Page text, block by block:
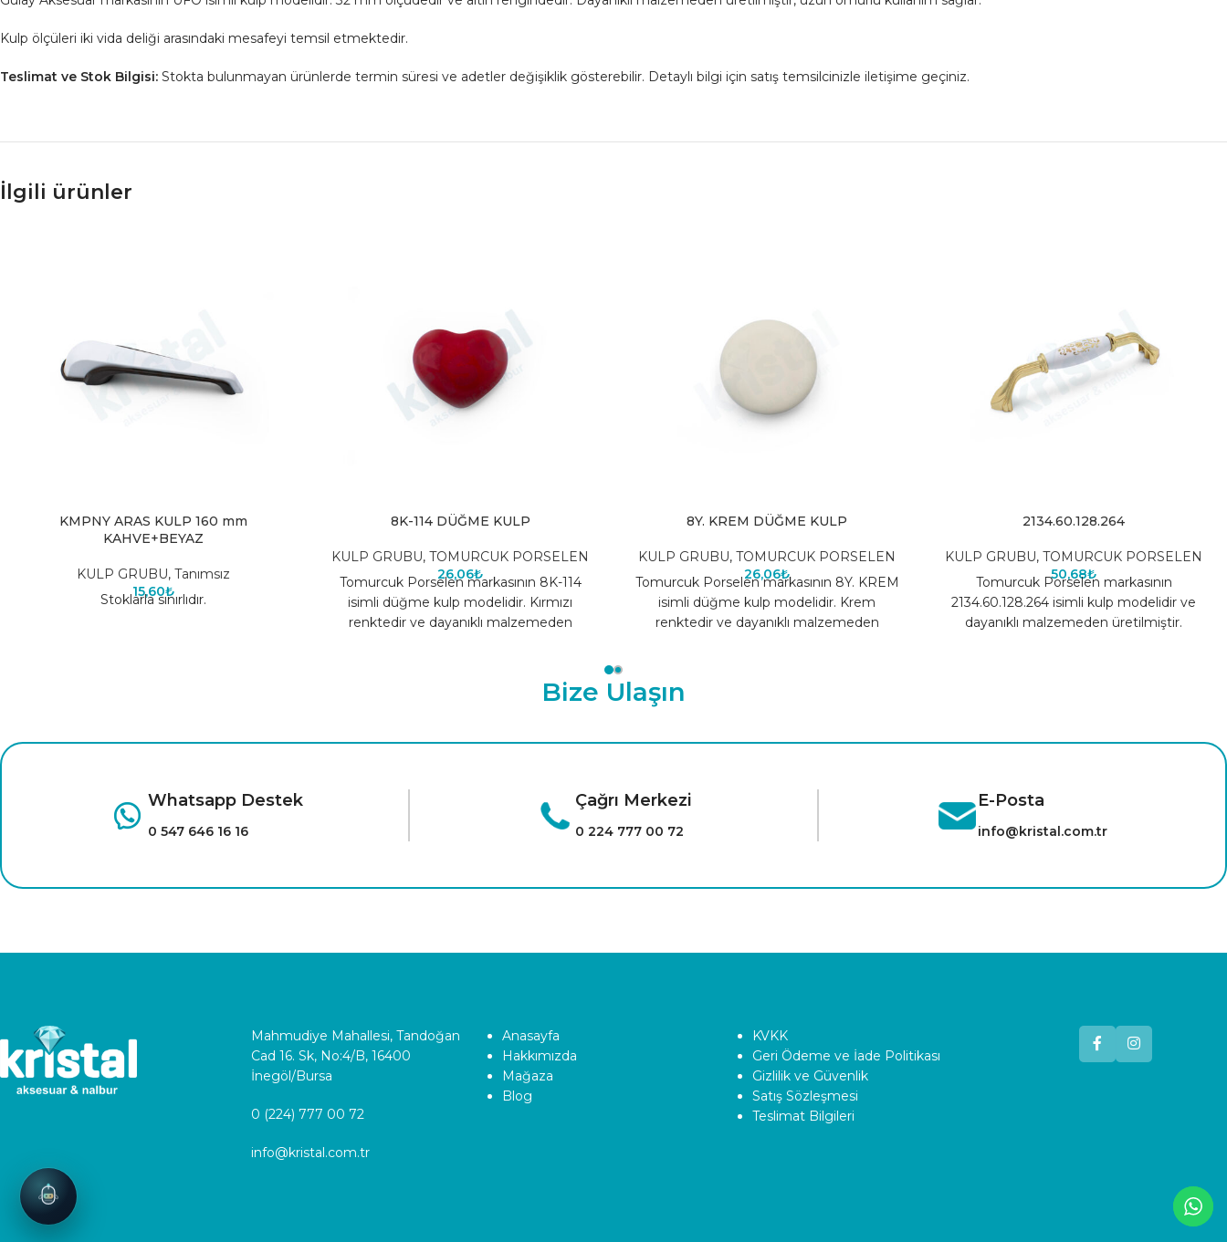
Kulp ölçüleri iki vida deliği arasındaki mesafeyi temsil etmektedir.
Teslimat ve Stok Bilgisi: Stokta bulunmayan ürünlerde termin süresi ve adetler değişiklik gösterebilir. Detaylı bilgi için satış temsilcinizle iletişime geçiniz.
İlgili ürünler
KMPNY ARAS KULP 160 mm
KAHVE+BEYAZ
KULP GRUBU, Tanımsız
15,60₺
Stoklarla sınırlıdır.
8K-114 DÜĞME KULP
KULP GRUBU, TOMURCUK PORSELEN
26,06₺
Tomurcuk Porselen markasının 8K-114
isimli düğme kulp modelidir. Kırmızı
renktedir ve dayanıklı malzemeden
8Y. KREM DÜĞME KULP
KULP GRUBU, TOMURCUK PORSELEN
26,06₺
Tomurcuk Porselen markasının 8Y. KREM
isimli düğme kulp modelidir. Krem
renktedir ve dayanıklı malzemeden
2134.60.128.264
KULP GRUBU, TOMURCUK PORSELEN
50,68₺
Tomurcuk Porselen markasının
2134.60.128.264 isimli kulp modelidir ve
dayanıklı malzemeden üretilmiştir.
Bize Ulaşın
Whatsapp Destek
0 547 646 16 16
Çağrı Merkezi
0 224 777 00 72
E-Posta
info@kristal.com.tr
Mahmudiye Mahallesi, Tandoğan
Cad 16. Sk, No:4/B, 16400
İnegöl/Bursa
0 (224) 777 00 72
info@kristal.com.tr
Anasayfa
Hakkımızda
Mağaza
Blog
KVKK
Geri Ödeme ve İade Politikası
Gizlilik ve Güvenlik
Satış Sözleşmesi
Teslimat Bilgileri